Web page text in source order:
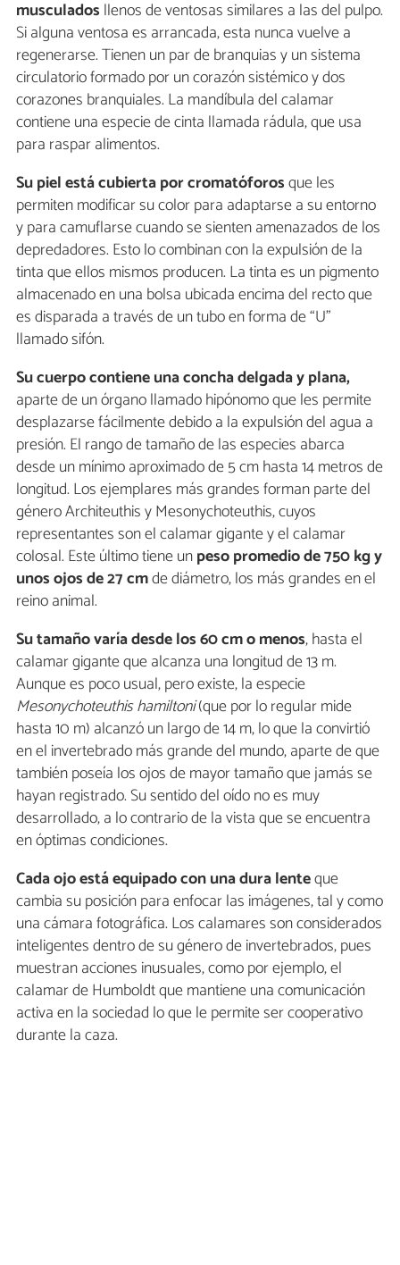
musculados llenos de ventosas similares a las del pulpo.
Si alguna ventosa es arrancada, esta nunca vuelve a
regenerarse. Tienen un par de branquias y un sistema
circulatorio formado por un corazón sistémico y dos
corazones branquiales. La mandíbula del calamar
contiene una especie de cinta llamada rádula, que usa
para raspar alimentos.
Su piel está cubierta por cromatóforosque les
permiten modificar su color para adaptarse a su entorno
y para camuflarse cuando se sienten amenazados de los
depredadores. Esto lo combinan con la expulsión de la
tinta que ellos mismos producen. La tinta es un pigmento
almacenado en una bolsa ubicada encima del recto que
es disparada a través de un tubo en forma de “U”
llamado sifón.
Su cuerpo contiene una concha delgada y plana,
aparte de un órgano llamado hipónomo que les permite
desplazarse fácilmente debido a la expulsión del agua a
presión. El rango de tamaño de las especies abarca
desde un mínimo aproximado de 5 cm hasta 14 metros de
longitud. Los ejemplares más grandes forman parte del
género Architeuthis y Mesonychoteuthis, cuyos
representantes son el calamar gigante y el calamar
colosal. Este último tiene unpeso promedio de 750 kg y
unos ojos de 27 cmde diámetro, los más grandes en el
reino animal.
Su tamaño varía desde los 60 cm o menos, hasta el
calamar gigante que alcanza una longitud de 13 m.
Aunque es poco usual, pero existe, la especie
Mesonychoteuthis hamiltoni(que por lo regular mide
hasta 10 m) alcanzó un largo de 14 m, lo que la convirtió
en el invertebrado más grande del mundo, aparte de que
también poseía los ojos de mayor tamaño que jamás se
hayan registrado. Su sentido del oído no es muy
desarrollado, a lo contrario de la vista que se encuentra
en óptimas condiciones.
Cada ojo está equipado con una dura lenteque
cambia su posición para enfocar las imágenes, tal y como
una cámara fotográfica. Los calamares son considerados
inteligentes dentro de su género de invertebrados, pues
muestran acciones inusuales, como por ejemplo, el
calamar de Humboldt que mantiene una comunicación
activa en la sociedad lo que le permite ser cooperativo
durante la caza.